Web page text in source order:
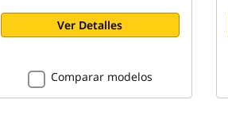
Ver Detalles
Comparar modelos